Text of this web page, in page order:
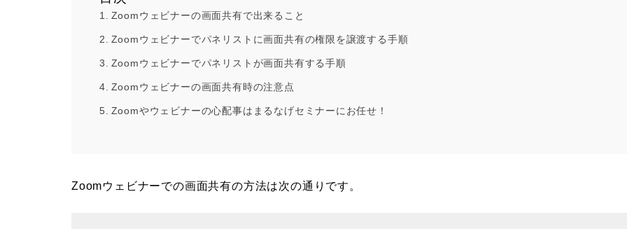
Zoomウェビナーの画面共有で出来ること
Zoomウェビナーでパネリストに画面共有の権限を譲渡する手順
Zoomウェビナーでパネリストが画面共有する手順
Zoomウェビナーの画面共有時の注意点
Zoomやウェビナーの心配事はまるなげセミナーにお任せ！
Zoomウェビナーでの画面共有の方法は次の通りです。